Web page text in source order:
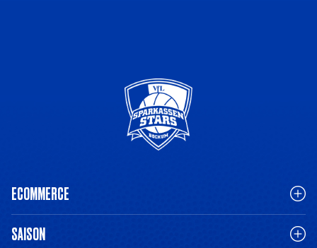
ECOMMERCE
SAISON